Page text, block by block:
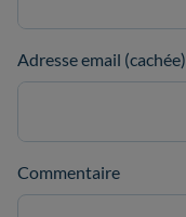
Adresse email (cachée)
Commentaire